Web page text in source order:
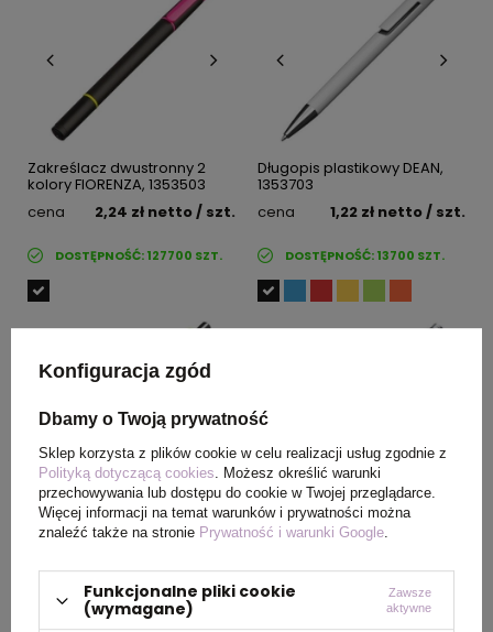
Zakreślacz dwustronny 2
kolory FIORENZA, 1353503
cena
2,24 zł netto/ szt.
DOSTĘPNOŚĆ:127700 SZT.
Długopis plastikowy DEAN,
1353703
cena
1,22 zł netto/ szt.
DOSTĘPNOŚĆ:13700 SZT.
Długopis plastikowy CRAIG,
1353829
DOSTĘPNOŚĆ:33000SZT.
Długopis metalowy CRYSTAL,
1760503
DOSTĘPNOŚĆ: 28000SZT.
Konfiguracja zgód
Dbamy o Twoją prywatność
Sklep korzysta z plików cookie w celu realizacji usług zgodnie z
Polityką dotyczącą cookies. Możesz określić warunki
przechowywania lub dostępu do cookie w Twojej przeglądarce.
Więcej informacji na temat warunków i prywatności można
znaleźć także na stronie Prywatność i warunki Google.
Funkcjonalne pliki cookie
(wymagane)
Zawsze
aktywne